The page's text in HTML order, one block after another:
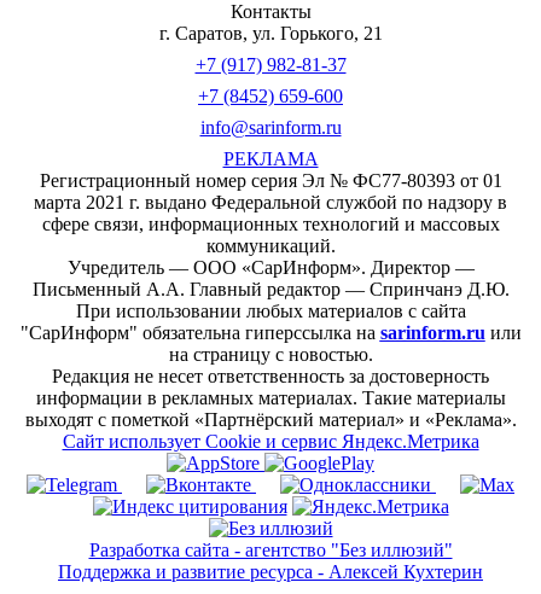
Контакты
г. Саратов, ул. Горького, 21
+7 (917) 982-81-37
+7 (8452) 659-600
info@sarinform.ru
РЕКЛАМА
Регистрационный номер серия Эл № ФС77-80393 от 01
марта 2021 г. выдано Федеральной службой по надзору в
сфере связи, информационных технологий и массовых
коммуникаций.
Учредитель — ООО «СарИнформ». Директор —
Письменный А.А. Главный редактор — Спринчанэ Д.Ю.
При использовании любых материалов с сайта
"СарИнформ" обязательна гиперссылка на sarinform.ru или
на страницу с новостью.
Редакция не несет ответственность за достоверность
информации в рекламных материалах. Такие материалы
выходят с пометкой «Партнёрский материал» и «Реклама».
Сайт использует Cookie и сервиc Яндекс.Метрика
Разработка сайта - агентство "Без иллюзий"
Поддержка и развитие ресурса - Алексей Кухтерин